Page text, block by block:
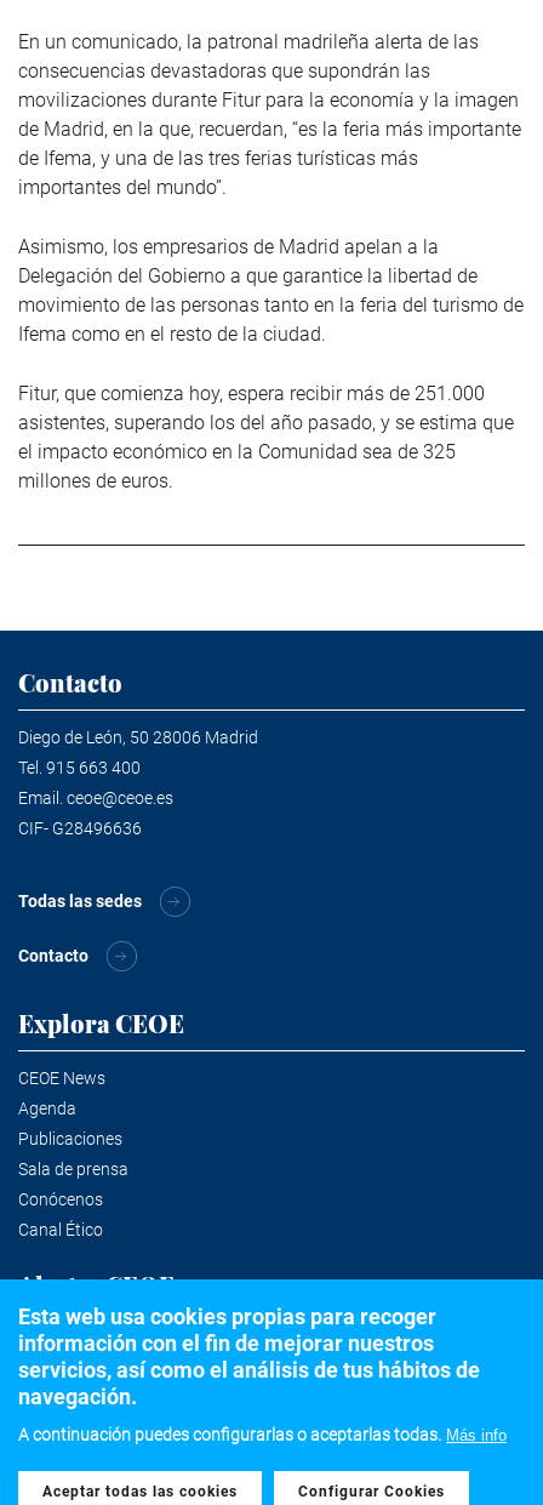
En un comunicado, la patronal madrileña alerta de las
consecuencias devastadoras que supondrán las
movilizaciones durante Fitur para la economía y la imagen
de Madrid, en la que, recuerdan, “es la feria más importante
de Ifema, y una de las tres ferias turísticas más
importantes del mundo”.
Asimismo, los empresarios de Madrid apelan a la
Delegación del Gobierno a que garantice la libertad de
movimiento de las personas tanto en la feria del turismo de
Ifema como en el resto de la ciudad.
Fitur, que comienza hoy, espera recibir más de 251.000
asistentes, superando los del año pasado, y se estima que
el impacto económico en la Comunidad sea de 325
millones de euros.
Contacto
Diego de León, 50 28006 Madrid
Tel. 915 663 400
Email. ceoe@ceoe.es
CIF- G28496636
Todas las sedes
Contacto
Explora CEOE
CEOE News
Agenda
Publicaciones
Sala de prensa
Conócenos
Canal Ético
Alertas CEOE
Suscríbete a la newsletter
©2020 Confederación Española de Organizaciones Empresariales
Esta web usa cookies propias para recoger
información con el fin de mejorar nuestros
servicios, así como el análisis de tus hábitos de
navegación.
A continuación puedes configurarlas o aceptarlas todas. Más info
Aceptar todas las cookies
Withdraw consent